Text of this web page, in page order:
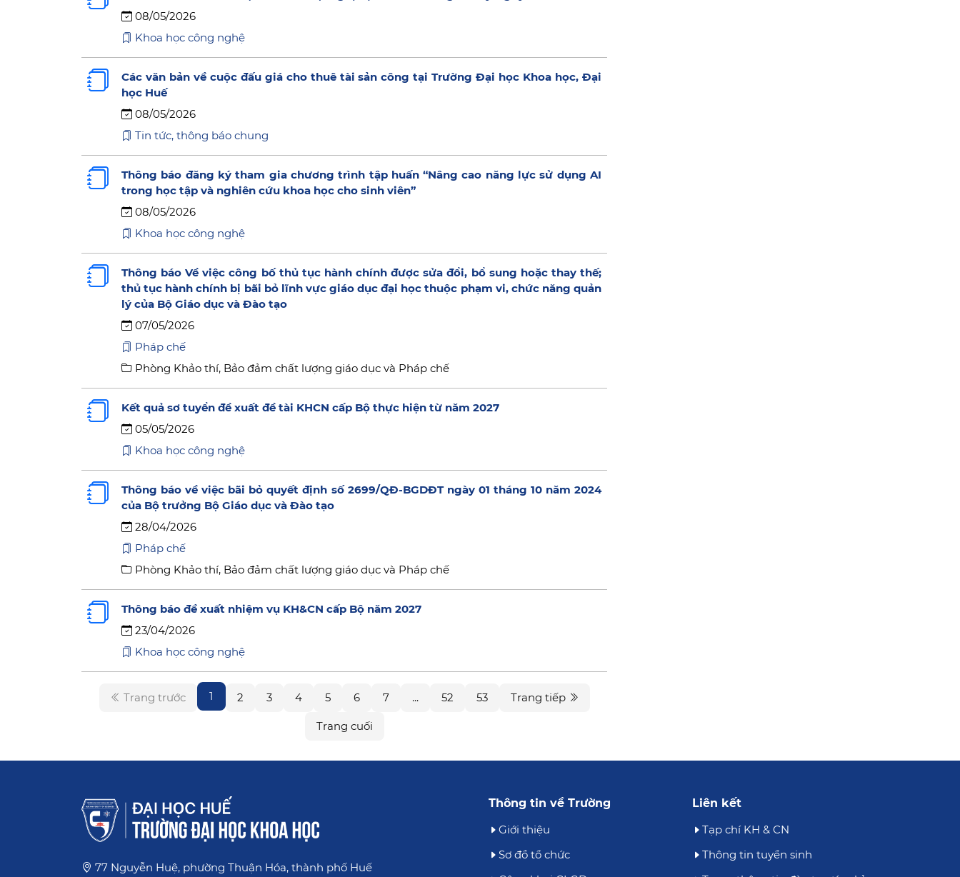
08/05/2026
Khoa học công nghệ
Các văn bản về cuộc đấu giá cho thuê tài sản công tại Trường Đại học Khoa học, Đại
học Huế
08/05/2026
Tin tức, thông báo chung
Thông báo đăng ký tham gia chương trình tập huấn “Nâng cao năng lực sử dụng AI
trong học tập và nghiên cứu khoa học cho sinh viên”
08/05/2026
Khoa học công nghệ
Thông báo Về việc công bố thủ tục hành chính được sửa đổi, bổ sung hoặc thay thế;
thủ tục hành chính bị bãi bỏ lĩnh vực giáo dục đại học thuộc phạm vi, chức năng quản
lý của Bộ Giáo dục và Đào tạo
07/05/2026
Pháp chế
Phòng Khảo thí, Bảo đảm chất lượng giáo dục và Pháp chế
Kết quả sơ tuyển đề xuất đề tài KHCN cấp Bộ thực hiện từ năm 2027
05/05/2026
Khoa học công nghệ
Thông báo về việc bãi bỏ quyết định số 2699/QĐ-BGDĐT ngày 01 tháng 10 năm 2024
của Bộ trưởng Bộ Giáo dục và Đào tạo
28/04/2026
Pháp chế
Phòng Khảo thí, Bảo đảm chất lượng giáo dục và Pháp chế
Thông báo đề xuất nhiệm vụ KH&CN cấp Bộ năm 2027
23/04/2026
Khoa học công nghệ
Trang trước 1 2 3 4 5 6 7 ... 52 53 Trang tiếp
Trang cuối
77 Nguyễn Huệ, phường Thuận Hóa, thành phố Huế
Thông tin về Trường
Giới thiệu
Sơ đồ tổ chức
Liên kết
Tạp chí KH & CN
Thông tin tuyển sinh